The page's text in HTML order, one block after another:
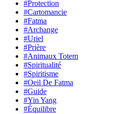
#Protection
#Cartomancie
#Fatma
#Archange
#Uriel
#Prière
#Animaux Totem
#Spiritualité
#Spiritisme
#Oeil De Fatma
#Guide
#Yin Yang
#Équilibre